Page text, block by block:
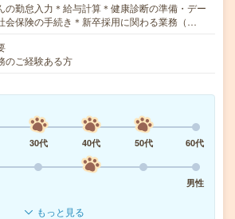
の勤怠入力＊給与計算＊健康診断の準備・デー
会保険の手続き＊新卒採用に関わる業務（…
のご経験ある方
30代 40代 50代
60代
男性
もっと見る